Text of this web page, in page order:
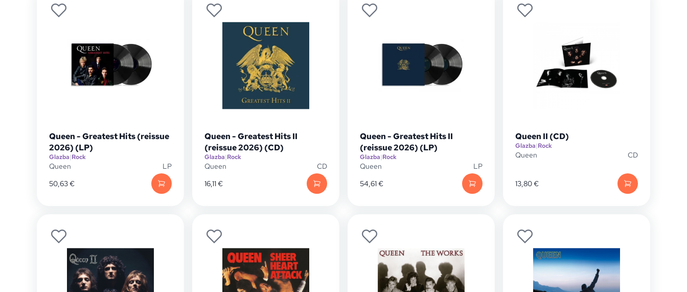
Queen - Greatest Hits (reissue
2026) (LP)
Glazba|Rock
Queen
LP
50,63€
Queen - Greatest Hits II
(reissue 2026) (CD)
Glazba|Rock
Queen
CD
16,11€
Queen - Greatest Hits II
(reissue 2026) (LP)
Glazba|Rock
Queen
LP
54,61€
Queen II (CD)
Glazba|Rock
Queen CD
13,80€